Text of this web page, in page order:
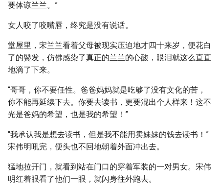
要体谅兰兰。”
女人咬了咬嘴唇，终究是没有说话。
堂屋里，宋兰兰看着父母被现实压迫地才四十来岁，便花白
了的鬓发，仿佛感染了真正的兰兰的心酸，眼泪就这么直直
地滴了下来。
“哥哥，你不要任性。爸爸妈妈就是吃够了没有文化的苦，
你不能再延续下去。你要去读书，更要混出个人样来！这不
光是爸妈的希望，也是我的希望！”
“我承认我是想去读书，但是我不能用卖妹妹的钱去读书！”
宋伟明吼完，便头也不回地朝着外面冲出去。
猛地拉开门，就看到站在门口的穿着军装的一对男女。宋伟
明红着眼看了他们一眼，就闪身往外跑去。